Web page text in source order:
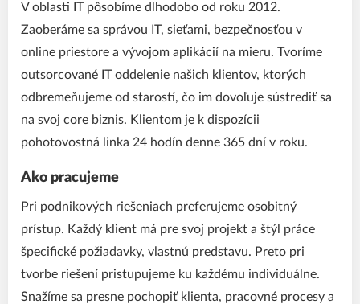
V oblasti IT pôsobíme dlhodobo od roku 2012.
Zaoberáme sa správou IT, sieťami, bezpečnosťou v
online priestore a vývojom aplikácií na mieru. Tvoríme
outsorcované IT oddelenie našich klientov, ktorých
odbremeňujeme od starostí, čo im dovoľuje sústrediť sa
na svoj core biznis. Klientom je k dispozícii
pohotovostná linka 24 hodín denne 365 dní v roku.
Ako pracujeme
Pri podnikových riešeniach preferujeme osobitný
prístup. Každý klient má pre svoj projekt a štýl práce
špecifické požiadavky, vlastnú predstavu. Preto pri
tvorbe riešení pristupujeme ku každému individuálne.
Snažíme sa presne pochopiť klienta, pracovné procesy a